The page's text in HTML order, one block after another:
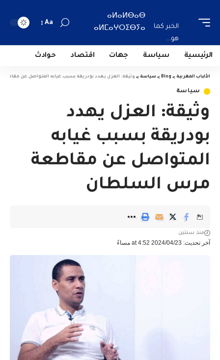
الخبر كما
هو...
ⴰⵍⴰⵍⴱⴰⴱ
ⴰⵍⵎⴰⵖⵔⵉⴱⵢⴰ
Aa
الرئيسية سياسة جهات اقتصاد حوادث
الألباب المغربية >
Blog
> سياسة > وثيقة: العزل يهدد بودريقة بسبب غيابه المتواصل عن
سياسة
وثيقة: العزل يهدد
بودريقة بسبب غيابه
المتواصل عن مقاطعة
مرس السلطان
آخر تحديث: 2024/04/23 at 4:52 مساءً
منذ سنتين